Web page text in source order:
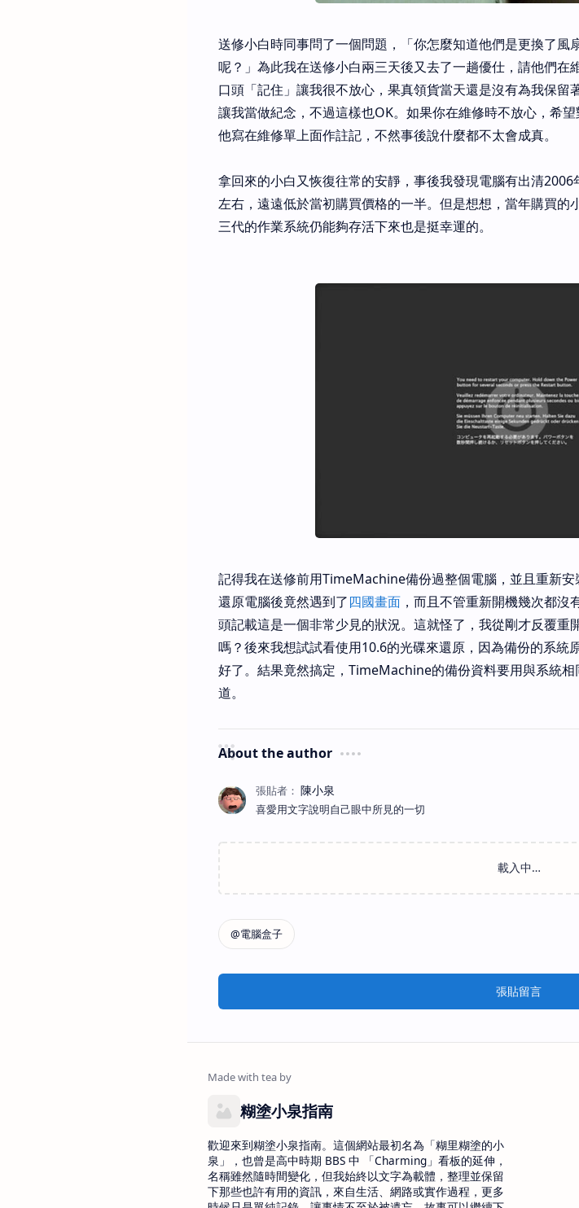
送修小白時同事問了一個問題，「你怎麼知道他們是更換了風
呢？」為此我在送修小白兩三天後又去了一趟優仕，請他們在
口頭「記住」讓我很不放心，果真領貨當天還是沒有為我保留
讓我當做紀念，不過這樣也OK。如果你在維修時不放心，希
他寫在維修單上面作註記，不然事後說什麼都不太會成真。
拿回來的小白又恢復往常的安靜，事後我發現電腦有出清
左右，遠遠低於當初購買價格的一半。但是想想，當年購買的
三代的作業系統仍能夠存活下來也是挺幸運的。
記得我在送修前用TimeMachine備份過整個電腦，並且重新
還原電腦後竟然遇到了四國畫面，而且不管重新開機幾次都沒
頭記載這是一個非常少見的狀況。這就怪了，我從剛才反覆重
嗎？後來我想試試看使用10.6的光碟來還原，因為備份的系統
好了。結果竟然搞定，TimeMachine的備份資料要用與系統
道。
About the author
喜愛用文字說明自己眼中所見的一切
張貼留言
糊塗小泉指南
歡迎來到糊塗小泉指南。這個網站最初名為「糊里糊塗的小
泉」，也曾是高中時期 BBS 中 「Charming」看板的延伸，
名稱雖然隨時間變化，但我始終以文字為載體，整理並保留
下那些也許有用的資訊，來自生活、網路或實作過程，更多